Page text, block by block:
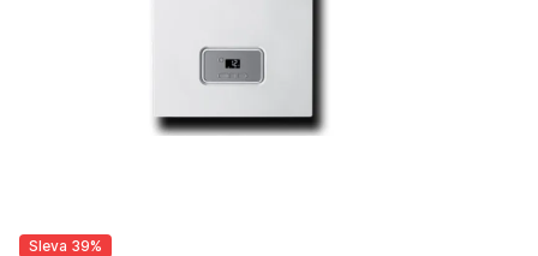
Sleva 39%